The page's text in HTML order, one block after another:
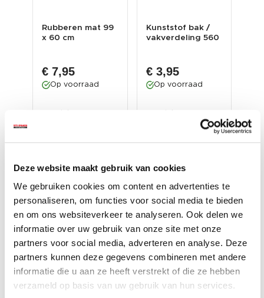
Deze website maakt gebruik van cookies
We gebruiken cookies om content en advertenties te
personaliseren, om functies voor social media te bieden
en om ons websiteverkeer te analyseren. Ook delen we
informatie over uw gebruik van onze site met onze
partners voor social media, adverteren en analyse. Deze
partners kunnen deze gegevens combineren met andere
informatie die u aan ze heeft verstrekt of die ze hebben
verzameld op basis van uw gebruik van hun services.
Rubberen mat 99
x 60 cm
€ 7,95
Op voorraad
Kunststof bak /
vakverdeling 560
€ 3,95
Op voorraad
Incl. BTW excl.
Accessoires voor een nog